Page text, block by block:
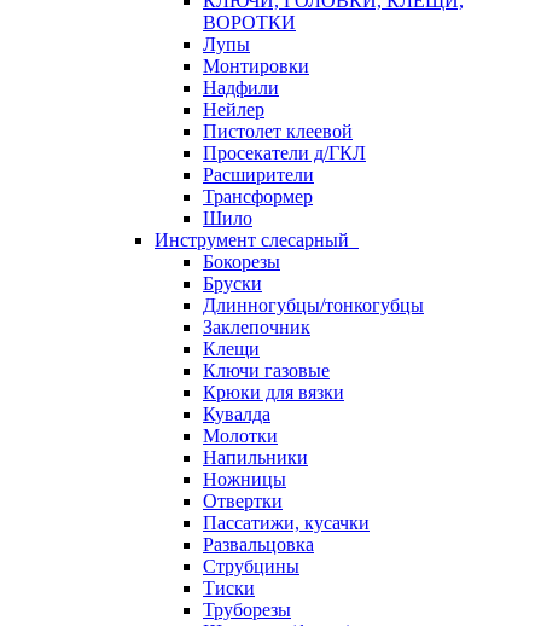
ВОРОТКИ
Лупы
Монтировки
Надфили
Нейлер
Пистолет клеевой
Просекатели д/ГКЛ
Расширители
Трансформер
Шило
Инструмент слесарный
Бокорезы
Бруски
Длинногубцы/тонкогубцы
Заклепочник
Клещи
Ключи газовые
Крюки для вязки
Кувалда
Молотки
Напильники
Ножницы
Отвертки
Пассатижи, кусачки
Развальцовка
Струбцины
Тиски
Труборезы